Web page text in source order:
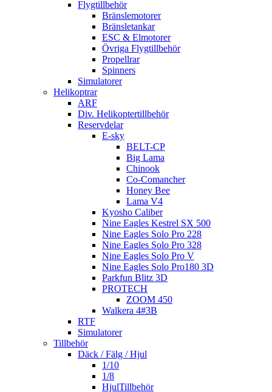
Flygtillbehör
Bränslemotorer
Bränsletankar
ESC & Elmotorer
Övriga Flygtillbehör
Propellrar
Spinners
Simulatorer
Helikoptrar
ARF
Div. Helikoptertillbehör
Reservdelar
E-sky
BELT-CP
Big Lama
Chinook
Co-Comancher
Honey Bee
Lama V4
Kyosho Caliber
Nine Eagles Kestrel SX 500
Nine Eagles Solo Pro 228
Nine Eagles Solo Pro 328
Nine Eagles Solo Pro V
Nine Eagles Solo Pro180 3D
Parkfun Blitz 3D
PROTECH
ZOOM 450
Walkera 4#3B
RTF
Simulatorer
Tillbehör
Däck / Fälg / Hjul
1/10
1/8
HjulTillbehör